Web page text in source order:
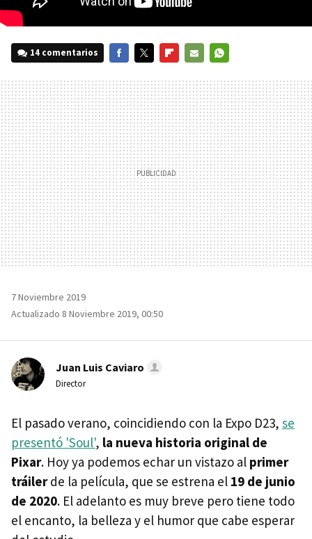
14 comentarios
MAIL
7 Noviembre 2019
Actualizado 8 Noviembre 2019, 00:50
Juan Luis Caviaro
Director
El pasado verano, coincidiendo con la Expo D23, se
presentó 'Soul', la nueva historia original de
Pixar. Hoy ya podemos echar un vistazo al primer
tráilerde la película, que se estrena el 19 de junio
de 2020. El adelanto es muy breve pero tiene todo
el encanto, la belleza y el humor que cabe esperar